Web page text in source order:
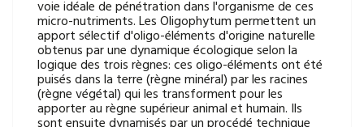
voie idéale de pénétration dans l'organisme de ces
micro-nutriments. Les Oligophytum permettent un
apport sélectif d'oligo-éléments d'origine naturelle
obtenus par une dynamique écologique selon la
logique des trois règnes: ces oligo-éléments ont été
puisés dans la terre (règne minéral) par les racines
(règne végétal) qui les transforment pour les
apporter au règne supérieur animal et humain. Ils